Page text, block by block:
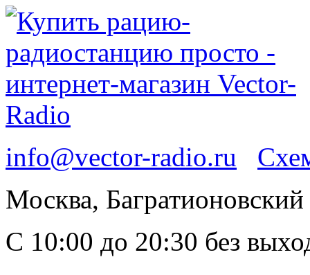
info@vector-radio.ru
Москва,
С 10:00 до 20:30 без